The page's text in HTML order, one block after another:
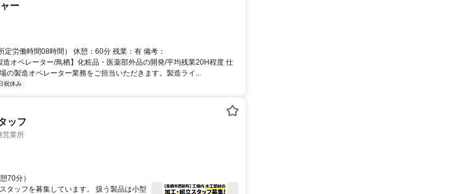
ー
労働時間08時間） 休憩：60分 残業：有 備考：
オペレーター/鳥栖】化粧品・医薬部外品の開発/平均残業20H程度 仕
の製造オペレーター業務をご担当いただきます。製造ライ...
祝休み
ッフ
業所
70分）
タッフを募集しています。 扱う製品は小型